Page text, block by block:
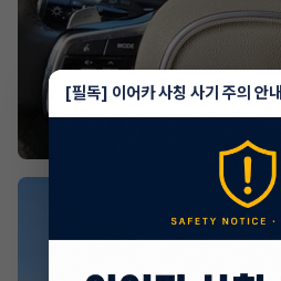
[필독] 이어카 사칭 사기 주의 안내